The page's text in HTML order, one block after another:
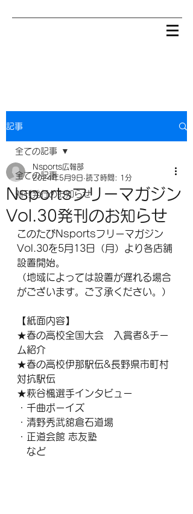
記事
全ての記事
新刊発行のお知らせ
全ての記事
Nsportsフリーマガジン
Vol.30発刊のお知らせ
Nsports広報部
2024年5月9日 読了時間: 1分
このたびNsportsフリーマガジン
Vol.30を5月13日（月）より各店舗
設置開始。
（地域によっては設置が遅れる場合
がございます。ご了承ください。）
【紙面内容】
★春の高校全国大会　入賞者&チー
ム紹介
★春の高校伊那駅伝&長野県市町村
対抗駅伝
★萩谷楓選手インタビュー
・千曲ボーイズ
・清野秀武舘倉石道場
・正道会館 志友塾
など